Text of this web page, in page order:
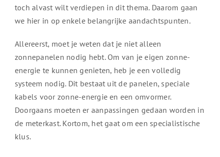
toch alvast wilt verdiepen in dit thema. Daarom gaan
we hier in op enkele belangrijke aandachtspunten.
Allereerst, moet je weten dat je niet alleen
zonnepanelen nodig hebt. Om van je eigen zonne-
energie te kunnen genieten, heb je een volledig
systeem nodig. Dit bestaat uit de panelen, speciale
kabels voor zonne-energie en een omvormer.
Doorgaans moeten er aanpassingen gedaan worden in
de meterkast. Kortom, het gaat om een specialistische
klus.